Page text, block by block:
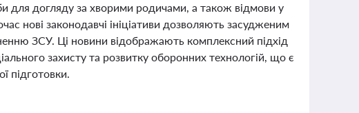
для догляду за хворими родичами, а також відмови у
нові законодавчі ініціативи дозволяють засудженим
ЗСУ. Ці новини відображають комплексний підхід
захисту та розвитку оборонних технологій, що є
підготовки.